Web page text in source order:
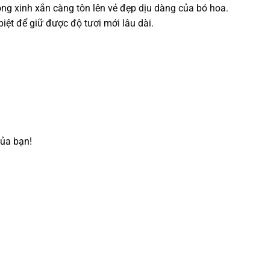
xinh xắn càng tôn lên vẻ đẹp dịu dàng của bó hoa.
để giữ được độ tươi mới lâu dài.
bạn!